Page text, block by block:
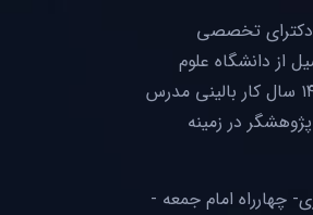
دکترای تخصصی
از دانشگاه علوم
پزشکی تهران با سابقه ۱۴ سال کار بالینی مدرس
در زمینه
چهارراه امام جمعه -